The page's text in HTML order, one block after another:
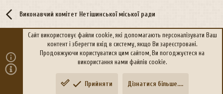
Виконавчий комітет Нетішинської міської ради
Політика конфіденційності Дoпoмoга
Community platform by XenForo
xen-foro.com.ua Зверху
Сайт використовує файли cookie, які допомагають персоналізувати Ваш
контент і зберегти вхід в систему, якщо Ви зареєстровані.
Продовжуючи користуватися цим сайтом, Ви погоджуєтеся на
використання нами файлів cookie.
Прийняти Дізнатися більше....